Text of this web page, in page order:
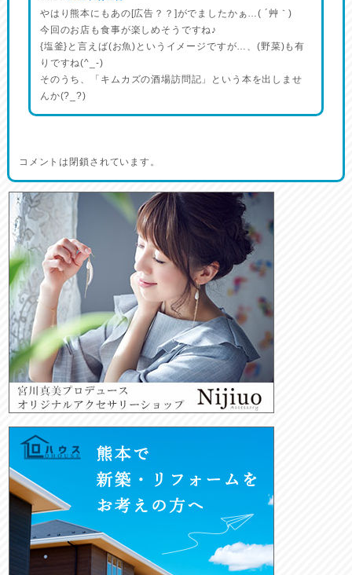
やはり熊本にもあの[広告？？]がでましたかぁ…( ´艸｀)
今回のお店も食事が楽しめそうですね♪
{塩釜}と言えば(お魚)というイメージですが…、(野菜)も有
りですね(^_-)
そのうち、「キムカズの酒場訪問記」という本を出しませ
んか(?_?)
コメントは閉鎖されています。